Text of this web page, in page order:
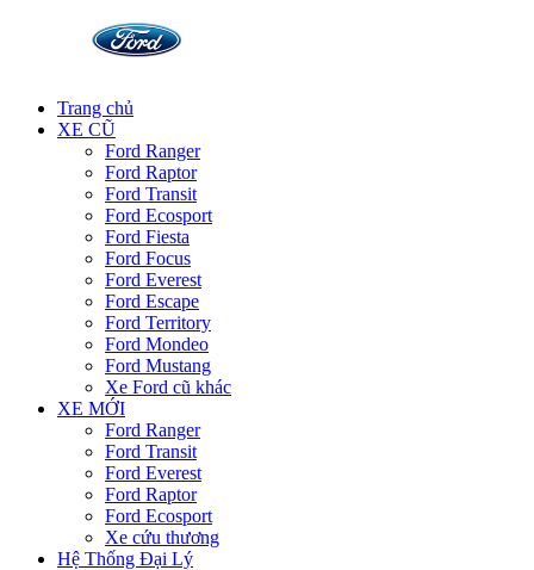
Trang chủ
XE CŨ
Ford Ranger
Ford Raptor
Ford Transit
Ford Ecosport
Ford Fiesta
Ford Focus
Ford Everest
Ford Escape
Ford Territory
Ford Mondeo
Ford Mustang
Xe Ford cũ khác
XE MỚI
Ford Ranger
Ford Transit
Ford Everest
Ford Raptor
Ford Ecosport
Xe cứu thương
Hệ Thống Đại Lý